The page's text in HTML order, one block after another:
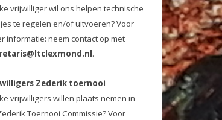
vrijwilliger wil ons helpen technische
te regelen en/of uitvoeren? Voor
informatie: neem contact op met
.
Zederik toernooi
vrijwilligers willen plaats nemen in
Toernooi Commissie? Voor